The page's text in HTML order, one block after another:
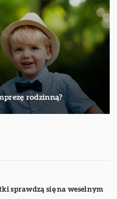
rodzinną?
sprawdzą się na weselnym